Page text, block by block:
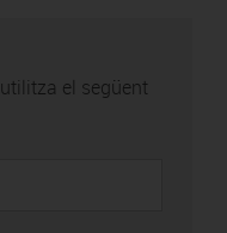
el següent